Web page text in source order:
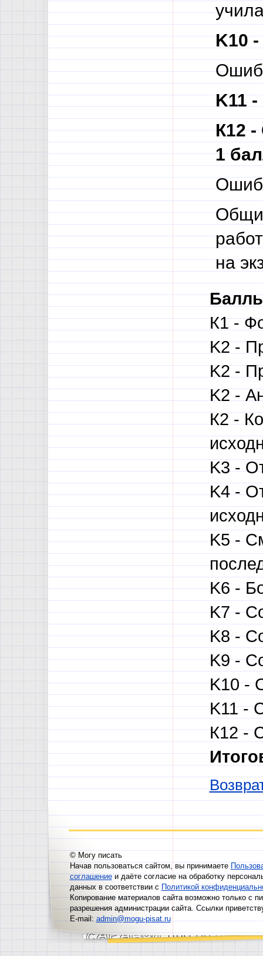
K10
K11
К12 -
1
на
К1 -
K2 -
K2 -
K2 -
К2 -
K3 -
K4 -
K5 -
K6 -
K7 -
K8 -
K9 -
K10 -
K11 -
К12 -
© Могу писать
Начав пользоваться сайтом, вы принимаете
соглашениеи даёте согласие на обработку
данных в соответствии сПолитикой
Копирование материалов сайта возможно только с
разрешения администрации сайта. Ссылки
E-mail:admin@mogu-pisat.ru